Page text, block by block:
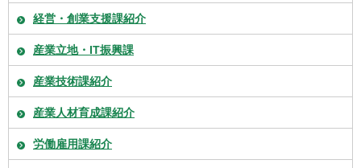
経営・創業支援課紹介
産業立地・IT振興課
産業技術課紹介
産業人材育成課紹介
労働雇用課紹介